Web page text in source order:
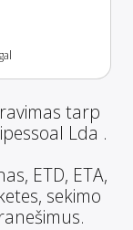
tarp
Lda .
ETD, ETA,
sekimo